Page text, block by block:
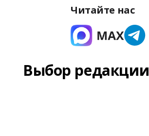
Читайте нас
Выбор редакции